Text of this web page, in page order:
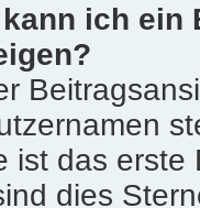
ich ein
ist das erste
dies